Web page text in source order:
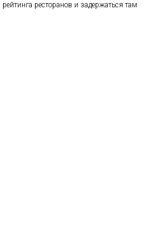
ресторанов и задержаться там